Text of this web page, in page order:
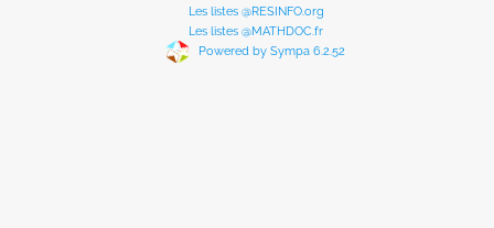
Les listes @RESINFO.org
Les listes @MATHDOC.fr
Powered by Sympa 6.2.52